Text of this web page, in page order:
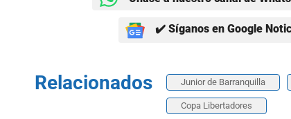
✔️ Síganos en Google
Relacionados Junior de Barranquilla
Copa Libertadores